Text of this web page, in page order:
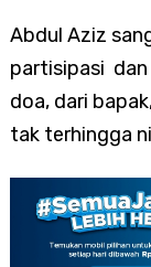
Abdul Aziz
partisipasi dan
doa, dari
tak terhingga